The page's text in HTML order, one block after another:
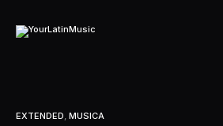
contenido
EXTENDED, MUSICA
C
DROGA
(Extended)